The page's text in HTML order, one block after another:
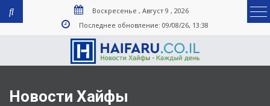
Воскресенье , Август 9 , 2026
Последнее обновление: 09/08/26, 13:38
Новости Хайфы